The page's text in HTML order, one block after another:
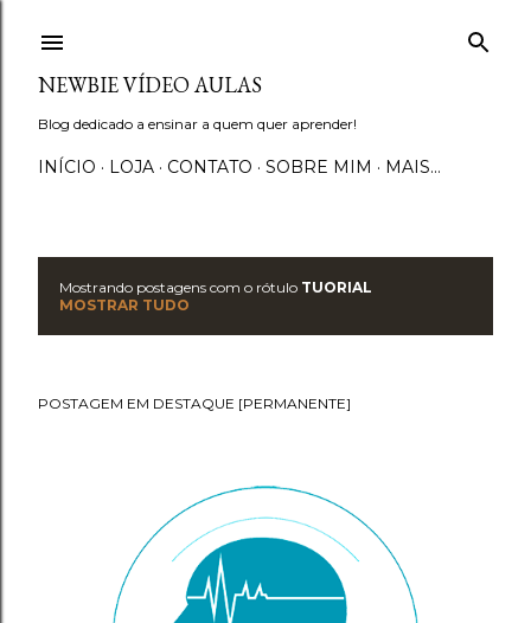
NEWBIE VÍDEO AULAS
Blog dedicado a ensinar a quem quer aprender!
INÍCIO LOJA CONTATO SOBRE MIM MAIS…
s
Mostrando postagens com o rótulo TUORIAL
MOSTRAR TUDO
POSTAGEM EM DESTAQUE [PERMANENTE]